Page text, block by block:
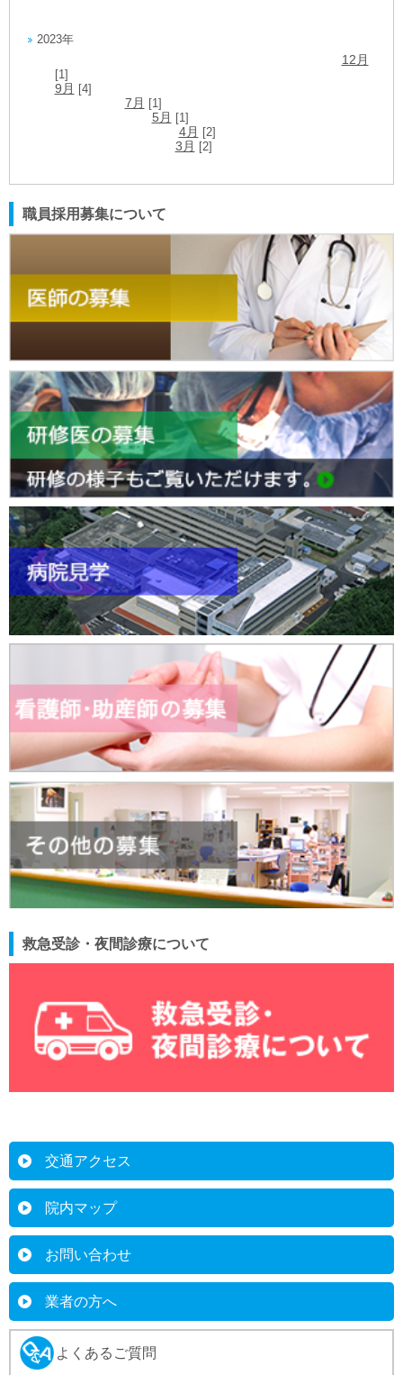
2023年
12月
[1]
9月 [4]
7月 [1]
5月 [1]
4月 [2]
3月 [2]
職員採用募集について
救急受診・夜間診療について
交通アクセス
院内マップ
お問い合わせ
業者の方へ
よくあるご質問